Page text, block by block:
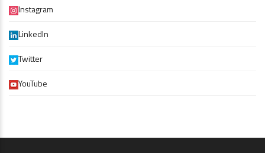
Instagram
LinkedIn
Twitter
YouTube